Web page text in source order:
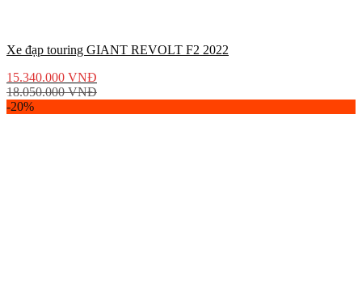
Xe đạp touring GIANT REVOLT F2 2022
15.340.000 VNĐ
18.050.000VNĐ
-20%